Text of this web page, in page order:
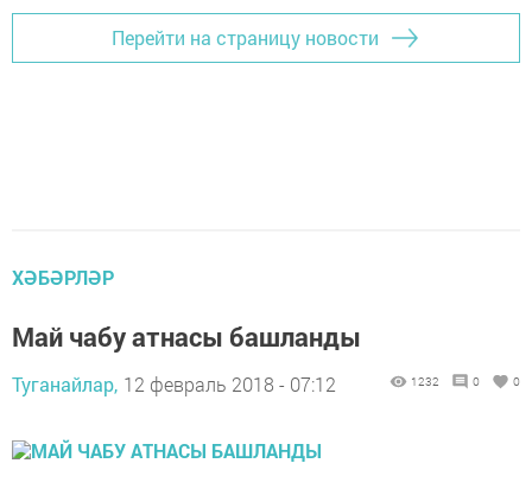
Перейти на страницу новости
ХӘБӘРЛӘР
Май чабу атнасы башланды
Туганайлар, 12 февраль 2018 - 07:12 1232 0 0